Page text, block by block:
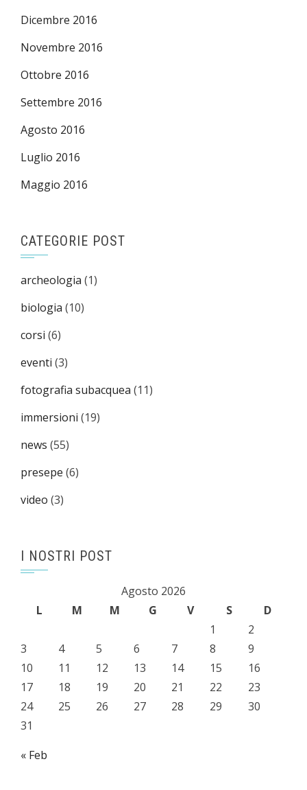
Dicembre 2016
Novembre 2016
Ottobre 2016
Settembre 2016
Agosto 2016
Luglio 2016
Maggio 2016
CATEGORIE POST
archeologia (1)
biologia (10)
corsi (6)
eventi (3)
fotografia subacquea (11)
immersioni (19)
news (55)
presepe (6)
video (3)
I NOSTRI POST
Agosto 2026
L
M M G V S
D
1
2
3
4 5 6 7 8
9
10
11 12 13 14 15
16
17
18 19 20 21 22
23
24
25 26 27 28 29
30
31
« Feb